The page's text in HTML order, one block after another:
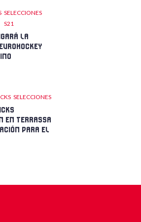
SELECCIONES
S21
LA
SELECCIONES
EN TERRASSA
PARA EL